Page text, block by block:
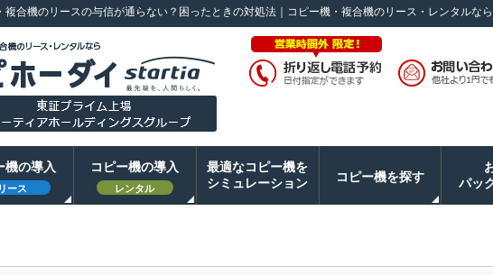
複合機のリースの与信が通らない？困ったときの対処法｜コピー機・複合機のリース・レンタルなら
機の導入
リース
コピー機の導入
レンタル
最適なコピー機を
シミュレーション
コピー機を探す
パッ